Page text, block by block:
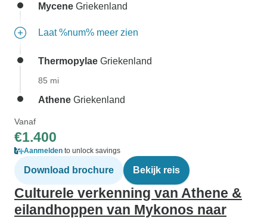
Mycene Griekenland
Laat %num% meer zien
Thermopylae Griekenland
85 mi
Athene Griekenland
Vanaf
€1.400
Aanmelden to unlock savings
Download brochure Bekijk reis
Culturele verkenning van Athene &
eilandhoppen van Mykonos naar